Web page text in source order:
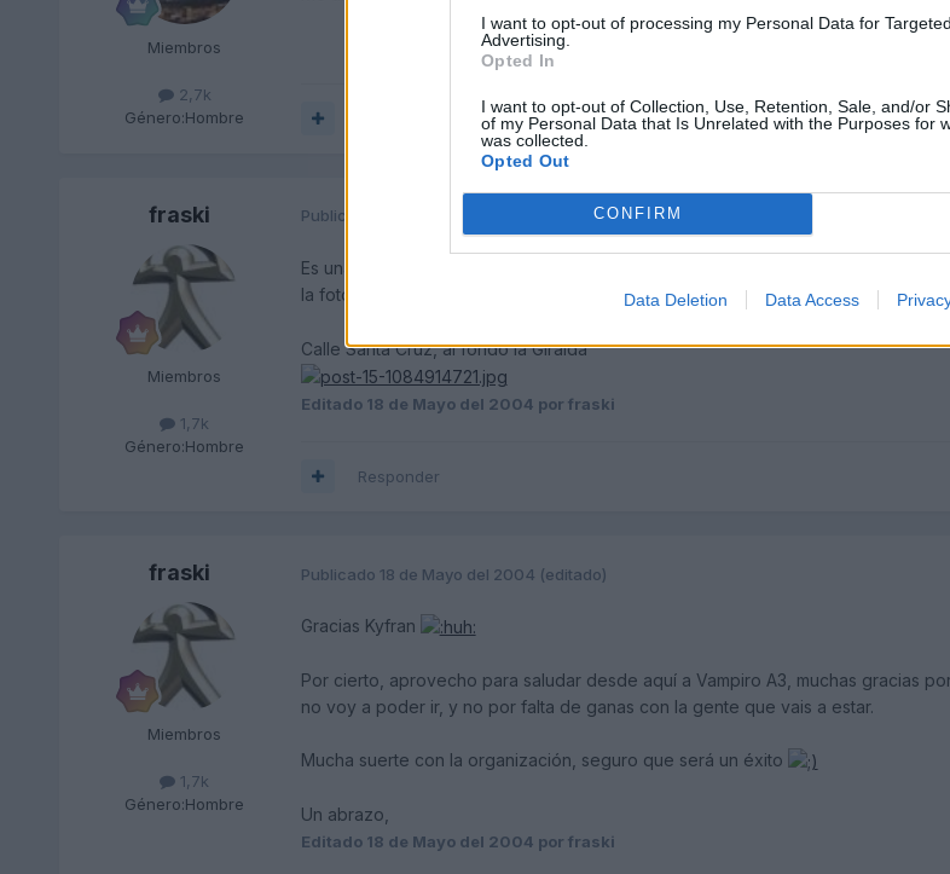
I want to opt-out of processing my Personal Data for Targeted
Advertising.
Opted In
I want to opt-out of Collection, Use, Retention, Sale, and/or
of my Personal Data that Is Unrelated with the Purposes for
was collected.
Opted Out
CONFIRM
Data Deletion Data Access
Miembros
2,7k
Género:Hombre
fraski
Miembros
1,7k
Género:Hombre
Publicado (editado)
Es una pena que la única en que salimos Mad-i y yo juntos haya salido
la fotógrafa... es que estos A6...
Calle Santa Cruz, al fondo la Giralda
Editado 18 de Mayo del 2004 por fraski
Responder
fraski
Miembros
1,7k
Género:Hombre
Publicado 18 de Mayo del 2004 (editado)
Gracias Kyfran
Por cierto, aprovecho para saludar desde aquí a Vampiro A3, muchas gracias
no voy a poder ir, y no por falta de ganas con la gente que vais a estar.
Mucha suerte con la organización, seguro que será un éxito
Un abrazo,
Editado 18 de Mayo del 2004 por fraski